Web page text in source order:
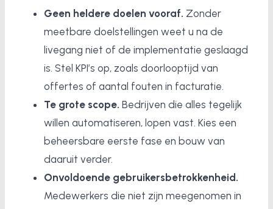
Geen heldere doelen vooraf. Zonder
meetbare doelstellingen weet u na de
livegang niet of de implementatie geslaagd
is. Stel KPI’s op, zoals doorlooptijd van
offertes of aantal fouten in facturatie.
Te grote scope. Bedrijven die alles tegelijk
willen automatiseren, lopen vast. Kies een
beheersbare eerste fase en bouw van
daaruit verder.
Onvoldoende gebruikersbetrokkenheid.
Medewerkers die niet zijn meegenomen in